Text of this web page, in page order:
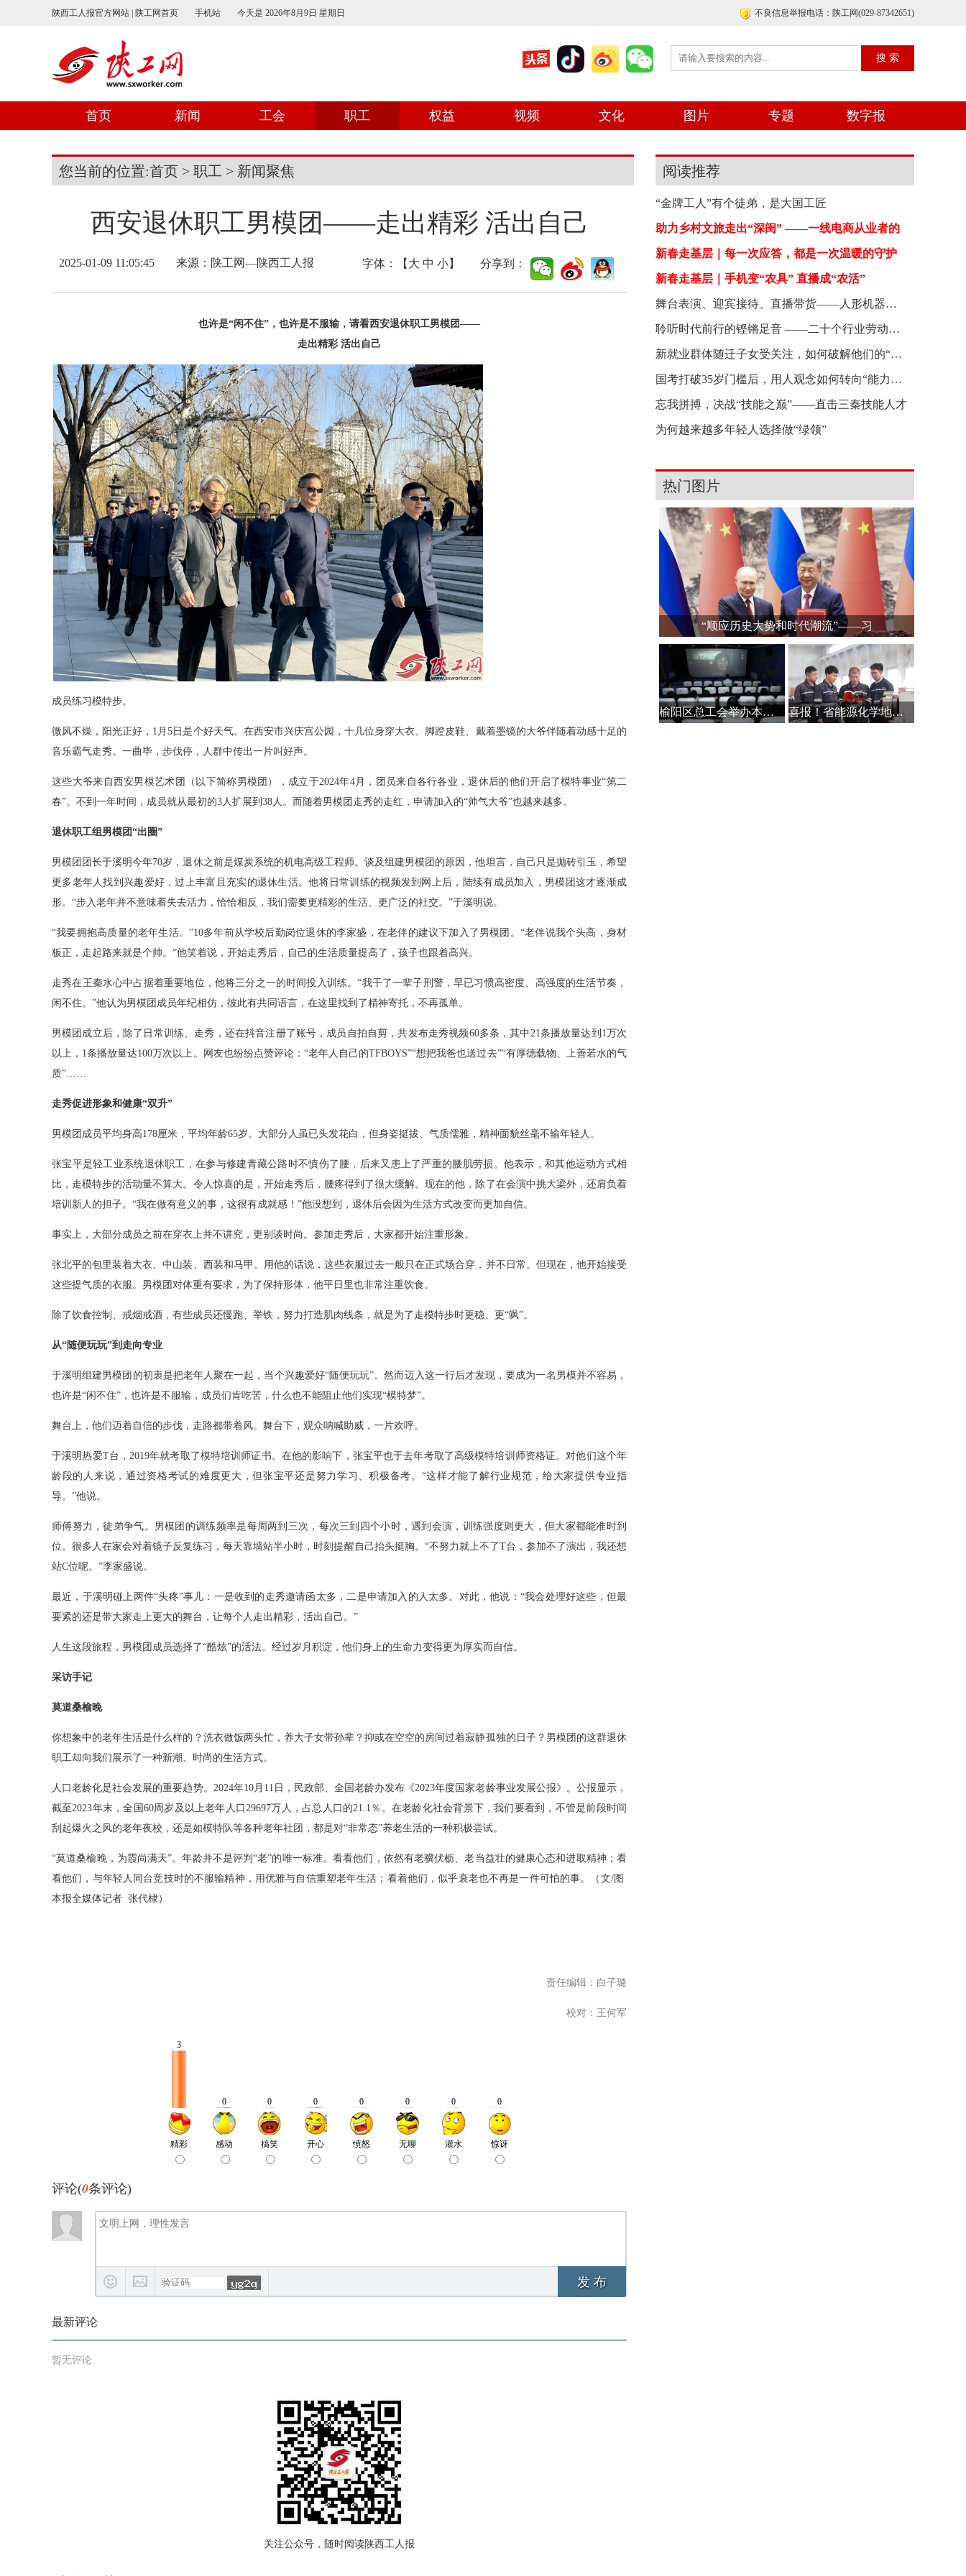
陕西工人报官方网站 | 陕工网首页 手机站 今天是 2026年8月9日 星期日 不良信息举报电话：陕工网(029-87342651)
首页 新闻 工会 职工 权益 视频 文化 图片 专题 数字报
您当前的位置:首页 > 职工 > 新闻聚焦
西安退休职工男模团——走出精彩 活出自己
2025-01-09 11:05:45 来源： 陕工网—陕西工人报 字体：【 大 中 小】 分享到：
也许是“闲不住”，也许是不服输，请看西安退休职工男模团——
走出精彩 活出自己
成员练习模特步。
微风不燥，阳光正好，1月5日是个好天气。在西安市兴庆宫公园，十几位身穿大衣、脚蹬皮鞋、戴着墨镜的大爷伴随着动感十足的
音乐霸气走秀。一曲毕，步伐停，人群中传出一片叫好声。
这些大爷来自西安男模艺术团（以下简称男模团），成立于2024年4月，团员来自各行各业，退休后的他们开启了模特事业“第二
春”。不到一年时间，成员就从最初的3人扩展到38人。而随着男模团走秀的走红，申请加入的“帅气大爷”也越来越多。
退休职工组男模团“出圈”
男模团团长于溪明今年70岁，退休之前是煤炭系统的机电高级工程师。谈及组建男模团的原因，他坦言，自己只是抛砖引玉，希望
更多老年人找到兴趣爱好，过上丰富且充实的退休生活。他将日常训练的视频发到网上后，陆续有成员加入，男模团这才逐渐成
形。“步入老年并不意味着失去活力，恰恰相反，我们需要更精彩的生活、更广泛的社交。”于溪明说。
“我要拥抱高质量的老年生活。”10多年前从学校后勤岗位退休的李家盛，在老伴的建议下加入了男模团。“老伴说我个头高，身材
板正，走起路来就是个帅。”他笑着说，开始走秀后，自己的生活质量提高了，孩子也跟着高兴。
走秀在王秦水心中占据着重要地位，他将三分之一的时间投入训练。“我干了一辈子刑警，早已习惯高密度、高强度的生活节奏，
闲不住。”他认为男模团成员年纪相仿，彼此有共同语言，在这里找到了精神寄托，不再孤单。
男模团成立后，除了日常训练、走秀，还在抖音注册了账号，成员自拍自剪，共发布走秀视频60多条，其中21条播放量达到1万次
以上，1条播放量达100万次以上。网友也纷纷点赞评论：“老年人自己的TFBOYS”“想把我爸也送过去”“有厚德载物、上善若水的气
质”……
走秀促进形象和健康“双升”
男模团成员平均身高178厘米，平均年龄65岁。大部分人虽已头发花白，但身姿挺拔、气质儒雅，精神面貌丝毫不输年轻人。
张宝平是轻工业系统退休职工，在参与修建青藏公路时不慎伤了腰，后来又患上了严重的腰肌劳损。他表示，和其他运动方式相
比，走模特步的活动量不算大。令人惊喜的是，开始走秀后，腰疼得到了很大缓解。现在的他，除了在会演中挑大梁外，还肩负着
培训新人的担子。“我在做有意义的事，这很有成就感！”他没想到，退休后会因为生活方式改变而更加自信。
事实上，大部分成员之前在穿衣上并不讲究，更别谈时尚。参加走秀后，大家都开始注重形象。
张北平的包里装着大衣、中山装、西装和马甲。用他的话说，这些衣服过去一般只在正式场合穿，并不日常。但现在，他开始接受
这些提气质的衣服。男模团对体重有要求，为了保持形体，他平日里也非常注重饮食。
除了饮食控制、戒烟戒酒，有些成员还慢跑、举铁，努力打造肌肉线条，就是为了走模特步时更稳、更“飒”。
从“随便玩玩”到走向专业
于溪明组建男模团的初衷是把老年人聚在一起，当个兴趣爱好“随便玩玩”。然而迈入这一行后才发现，要成为一名男模并不容易，
也许是“闲不住”，也许是不服输，成员们肯吃苦，什么也不能阻止他们实现“模特梦”。
舞台上，他们迈着自信的步伐，走路都带着风。舞台下，观众呐喊助威，一片欢呼。
于溪明热爱T台，2019年就考取了模特培训师证书。在他的影响下，张宝平也于去年考取了高级模特培训师资格证。对他们这个年
龄段的人来说，通过资格考试的难度更大，但张宝平还是努力学习、积极备考。“这样才能了解行业规范，给大家提供专业指
导。”他说。
师傅努力，徒弟争气。男模团的训练频率是每周两到三次，每次三到四个小时，遇到会演，训练强度则更大，但大家都能准时到
位。很多人在家会对着镜子反复练习，每天靠墙站半小时，时刻提醒自己抬头挺胸。“不努力就上不了T台，参加不了演出，我还想
站C位呢。”李家盛说。
最近，于溪明碰上两件“头疼”事儿：一是收到的走秀邀请函太多，二是申请加入的人太多。对此，他说：“我会处理好这些，但最
要紧的还是带大家走上更大的舞台，让每个人走出精彩，活出自己。”
人生这段旅程，男模团成员选择了“酷炫”的活法。经过岁月积淀，他们身上的生命力变得更为厚实而自信。
采访手记
莫道桑榆晚
你想象中的老年生活是什么样的？洗衣做饭两头忙，养大子女带孙辈？抑或在空空的房间过着寂静孤独的日子？男模团的这群退休
职工却向我们展示了一种新潮、时尚的生活方式。
人口老龄化是社会发展的重要趋势。2024年10月11日，民政部、全国老龄办发布《2023年度国家老龄事业发展公报》。公报显示，
截至2023年末，全国60周岁及以上老年人口29697万人，占总人口的21.1％。在老龄化社会背景下，我们要看到，不管是前段时间
刮起爆火之风的老年夜校，还是如模特队等各种老年社团，都是对“非常态”养老生活的一种积极尝试。
“莫道桑榆晚，为霞尚满天”。年龄并不是评判“老”的唯一标准。看看他们，依然有老骥伏枥、老当益壮的健康心态和进取精神；看
看他们，与年轻人同台竞技时的不服输精神，用优雅与自信重塑老年生活；看着他们，似乎衰老也不再是一件可怕的事。（文/图
本报全媒体记者 张代棣）
责任编辑：白子璐
校对：王何军
评论(0条评论)
发 布
最新评论
暂无评论
关注公众号，随时阅读陕西工人报
阅读推荐
“金牌工人”有个徒弟，是大国工匠
助力乡村文旅走出“深闺” ——一线电商从业者的
新春走基层｜每一次应答，都是一次温暖的守护
新春走基层｜手机变“农具” 直播成“农活”
舞台表演、迎宾接待、直播带货——人形机器人开始
聆听时代前行的铿锵足音 ——二十个行业劳动者新
新就业群体随迁子女受关注，如何破解他们的“融入
国考打破35岁门槛后，用人观念如何转向“能力本位
忘我拼搏，决战“技能之巅”——直击三秦技能人才
为何越来越多年轻人选择做“绿领”
热门图片
“顺应历史大势和时代潮流”——习
榆阳区总工会举办本土作家白保林创 喜报！省能源化学地质工会系统主题